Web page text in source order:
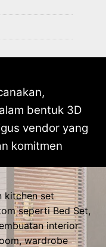
bentuk 3D
vendor yang
komitmen
kitchen set
seperti Bed Set,
interior
wardrobe